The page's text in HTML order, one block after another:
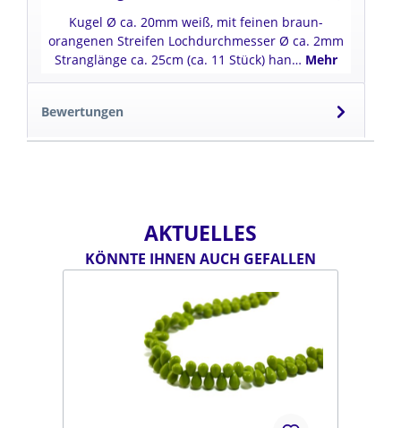
Kugel Ø ca. 20mm weiß, mit feinen braun-
orangenen Streifen Lochdurchmesser Ø ca. 2mm
Stranglänge ca. 25cm (ca. 11 Stück) han… Mehr
Bewertungen
AKTUELLES
KÖNNTE IHNEN AUCH GEFALLEN